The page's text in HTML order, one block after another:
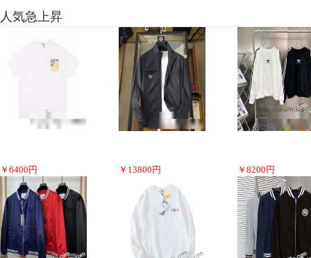
人気急上昇
￥ 6400 円 ￥ 13800 円 ￥ 8200 円